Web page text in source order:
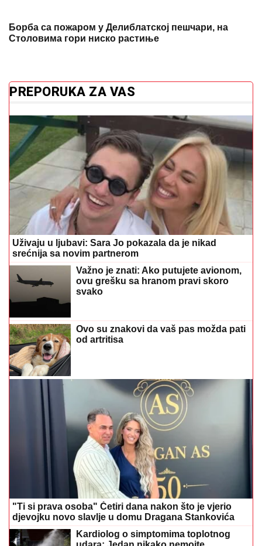
Борба са пожаром у Делиблатској пешчари, на
Столовима гори ниско растиње
PREPORUKA ZA VAS
Uživaju u ljubavi: Sara Jo pokazala da je nikad
srećnija sa novim partnerom
Važno je znati: Ako putujete avionom,
ovu grešku sa hranom pravi skoro
svako
Ovo su znakovi da vaš pas možda pati
od artritisa
"Ti si prava osoba" Četiri dana nakon što je vjerio
djevojku novo slavlje u domu Dragana Stankovića
Kardiolog o simptomima toplotnog